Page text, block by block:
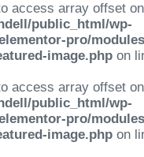
access array offset
public_html/wp-
pro/
image.php on
access array offset
public_html/wp-
pro/
image.php on